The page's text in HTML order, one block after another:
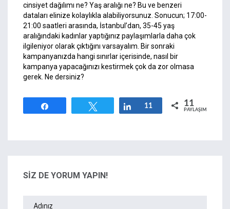
cinsiyet dağılımı ne? Yaş aralığı ne? Bu ve benzeri
dataları elinize kolaylıkla alabiliyorsunuz. Sonucun; 17:00-
21:00 saatleri arasında, İstanbul’dan, 35-45 yaş
aralığındaki kadınlar yaptığınız paylaşımlarla daha çok
ilgileniyor olarak çıktığını varsayalım. Bir sonraki
kampanyanızda hangi sınırlar içerisinde, nasıl bir
kampanya yapacağınızı kestirmek çok da zor olmasa
gerek. Ne dersiniz?
Tweetle Paylaş
11 11
PAYLAŞIMLAR
SİZ DE YORUM YAPIN!